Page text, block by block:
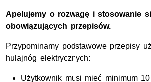
Apelujemy o rozwagę i stosowanie
obowiązujących przepisów.
Przypominamy podstawowe przepisy
hulajnóg elektrycznych:
Użytkownik musi mieć minimum